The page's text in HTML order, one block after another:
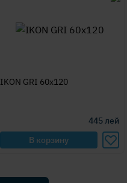
IKON GRI 60x120
445лей
В корзину